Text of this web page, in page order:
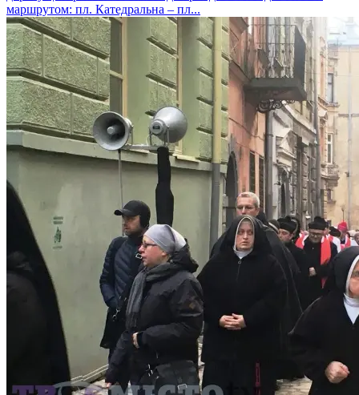
маршрутом: пл. Катедральна – пл...